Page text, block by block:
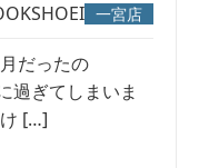
SHOEI 一宮店
だったの
過ぎてしまいま
[…]